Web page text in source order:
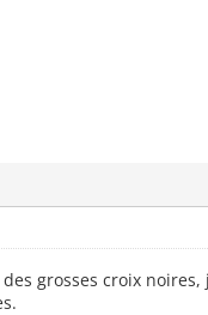
grosses croix